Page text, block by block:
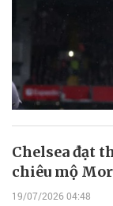
Chelsea đạt
chiêu mộ
19/07/2026 04:48